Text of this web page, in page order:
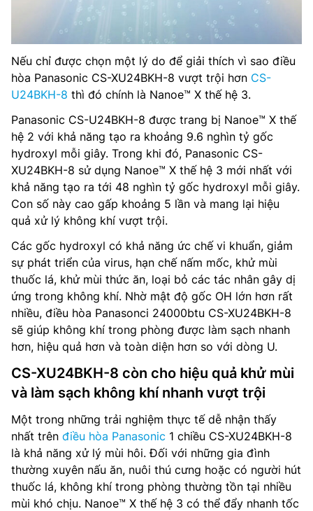
Nếu chỉ được chọn một lý do để giải thích vì sao điều
hòa Panasonic CS-XU24BKH-8 vượt trội hơn CS-
U24BKH-8 thì đó chính là Nanoe™ X thế hệ 3.
Panasonic CS-U24BKH-8 được trang bị Nanoe™ X thế
hệ 2 với khả năng tạo ra khoảng 9.6 nghìn tỷ gốc
hydroxyl mỗi giây. Trong khi đó, Panasonic CS-
XU24BKH-8 sử dụng Nanoe™ X thế hệ 3 mới nhất với
khả năng tạo ra tới 48 nghìn tỷ gốc hydroxyl mỗi giây.
Con số này cao gấp khoảng 5 lần và mang lại hiệu
quả xử lý không khí vượt trội.
Các gốc hydroxyl có khả năng ức chế vi khuẩn, giảm
sự phát triển của virus, hạn chế nấm mốc, khử mùi
thuốc lá, khử mùi thức ăn, loại bỏ các tác nhân gây dị
ứng trong không khí. Nhờ mật độ gốc OH lớn hơn rất
nhiều, điều hòa Panasonci 24000btu CS-XU24BKH-8
sẽ giúp không khí trong phòng được làm sạch nhanh
hơn, hiệu quả hơn và toàn diện hơn so với dòng U.
CS-XU24BKH-8 còn cho hiệu quả khử mùi
và làm sạch không khí nhanh vượt trội
Một trong những trải nghiệm thực tế dễ nhận thấy
nhất trên điều hòa Panasonic 1 chiều CS-XU24BKH-8
là khả năng xử lý mùi hôi. Đối với những gia đình
thường xuyên nấu ăn, nuôi thú cưng hoặc có người hút
thuốc lá, không khí trong phòng thường tồn tại nhiều
mùi khó chịu. Nanoe™ X thế hệ 3 có thể đẩy nhanh tốc